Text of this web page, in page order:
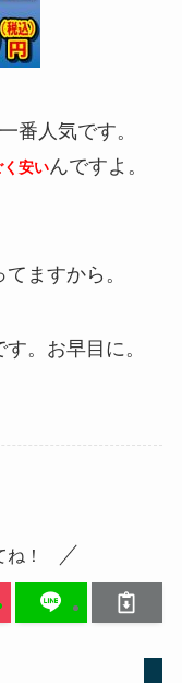
番人気です。
く安いんですよ。
ますから。
。お早目に。
！